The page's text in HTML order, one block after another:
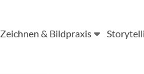
Zeichnen & Bildpraxis